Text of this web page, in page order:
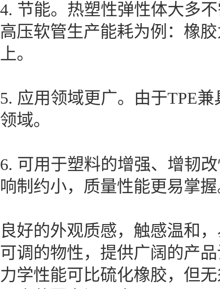
4. 节能。热塑性弹性体大多
高压软管生产能耗为例：橡
上。
5. 应用领域更广。由于TPE
领域。
6. 可用于塑料的增强、增韧
响制约小，质量性能更易掌
良好的外观质感，触感温和
可调的物性，提供广阔的产
力学性能可比硫化橡胶，但